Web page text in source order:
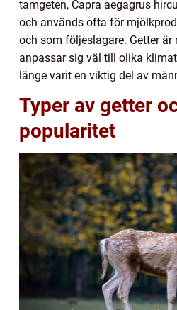
tamgeten, Capra aegagrus
och används ofta för
och som följeslagare. Getter är
anpassar sig väl till olika
länge varit en viktig del av
Typer av getter
popularitet